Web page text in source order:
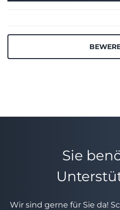
Sie
Wir sind gerne für Sie da!